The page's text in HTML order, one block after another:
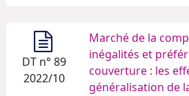
DT n° 89
2022/10
Marché de la
inégalités et
couverture : les
généralisation de